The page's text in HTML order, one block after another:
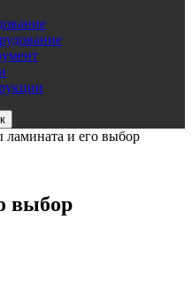
и его выбор
выбор